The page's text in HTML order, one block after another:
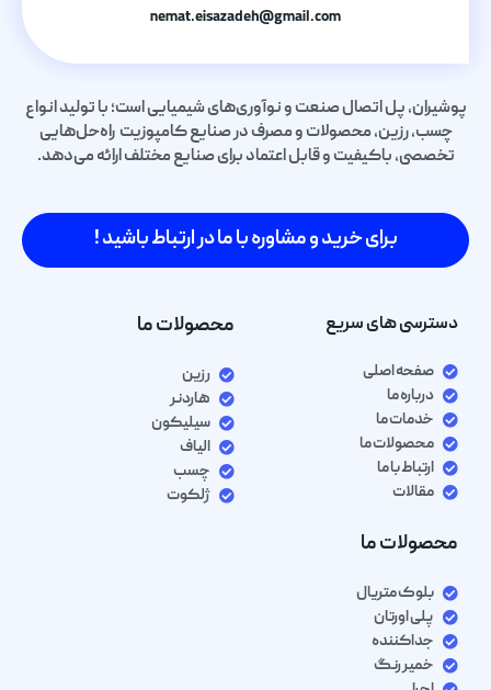
nemat.eisazadeh@gmail.com
پوشیران، پل اتصال صنعت و نوآوری‌های شیمیایی است؛ با تولید انواع
چسب، رزین، محصولات و مصرف در صنایع کامپوزیت راه‌حل‌هایی
تخصصی، باکیفیت و قابل اعتماد برای صنایع مختلف ارائه می‌دهد.
برای خرید و مشاوره با ما در ارتباط باشید !
دسترسی های سریع
صفحه اصلی
درباره ما
خدمات ما
محصولات ما
ارتباط با ما
مقالات
محصولات ما
رزین
هاردنر
سیلیکون
الیاف
چسب
ژلکوت
محصولات ما
بلوک متریال
پلی اورتان
جداکننده
خمیر رنگ